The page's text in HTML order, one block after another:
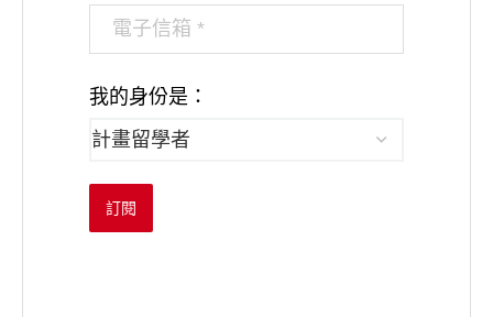
我的身份是：
訂閱